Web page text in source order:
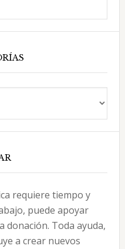
requiere tiempo y
puede apoyar
donación. Toda ayuda,
a crear nuevos